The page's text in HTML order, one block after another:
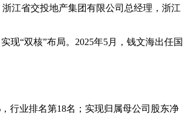
江省交投地产集团有限公司总经理，浙江
现“双核”布局。2025年5月，钱文海出任国
行业排名第18名；实现归属母公司股东净